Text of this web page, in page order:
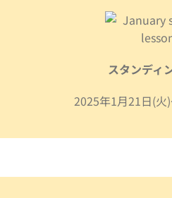
スタンディ
2025年1月21日(火